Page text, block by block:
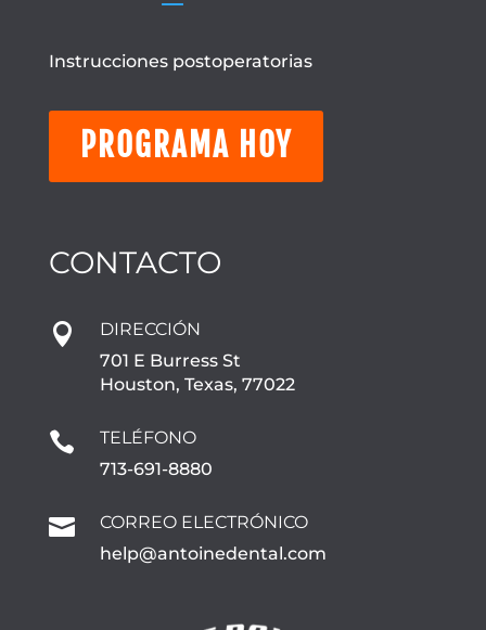
Instrucciones postoperatorias
PROGRAMA HOY
CONTACTO

DIRECCIÓN
701 E Burress St
Houston, Texas, 77022

TELÉFONO
713-691-8880

CORREO ELECTRÓNICO
help@antoinedental.com